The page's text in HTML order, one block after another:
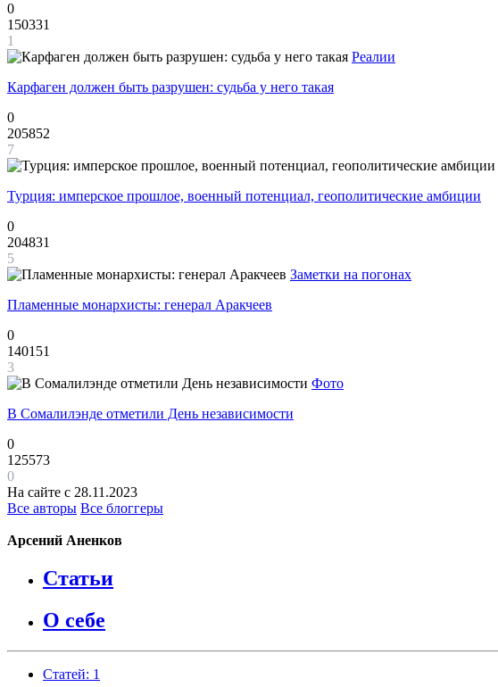
0
150331
1
Реалии
Карфаген должен быть разрушен: судьба у него такая
0
205852
7
Турция: имперское прошлое, военный потенциал, геополитические амбиции
0
204831
5
Заметки на погонах
Пламенные монархисты: генерал Аракчеев
0
140151
3
Фото
В Сомалилэнде отметили День независимости
0
125573
0
На сайте с 28.11.2023
Все авторы Все блоггеры
Арсений Аненков
Статьи
О себе
Статей: 1